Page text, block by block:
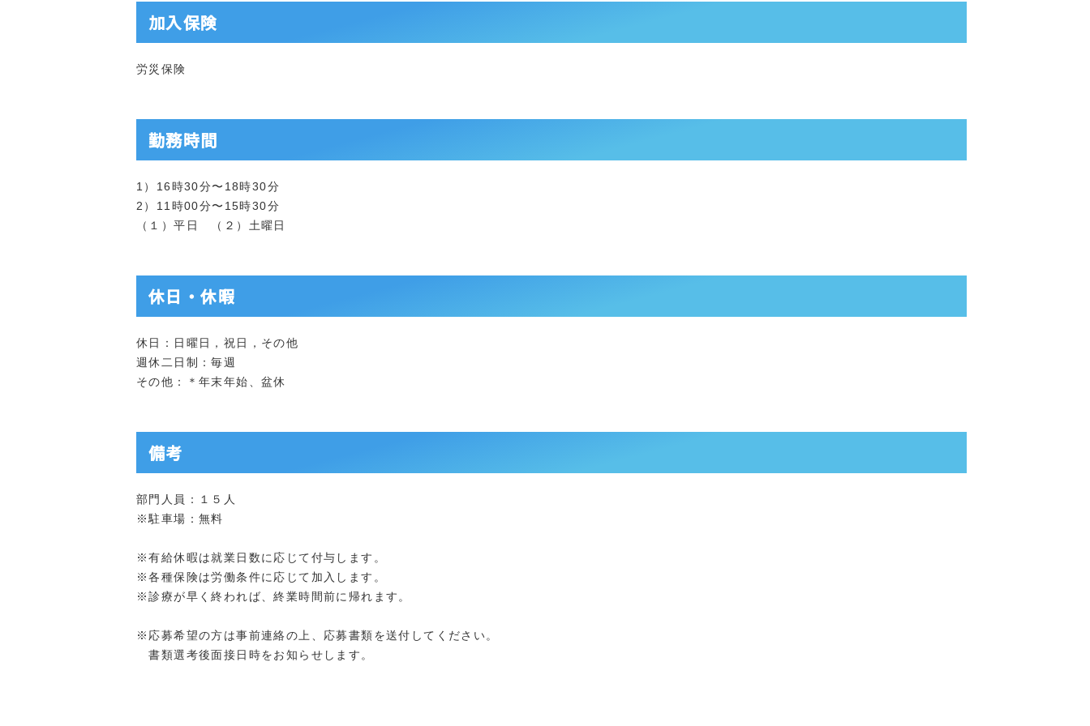
加入保険
労災保険
勤務時間
1）16時30分〜18時30分
2）11時00分〜15時30分
（１）平日 （２）土曜日
休日・休暇
休日：日曜日，祝日，その他
週休二日制：毎週
その他：＊年末年始、盆休
備考
部門人員：１５人
※駐車場：無料
※有給休暇は就業日数に応じて付与します。
※各種保険は労働条件に応じて加入します。
※診療が早く終われば、終業時間前に帰れます。
※応募希望の方は事前連絡の上、応募書類を送付してください。
書類選考後面接日時をお知らせします。